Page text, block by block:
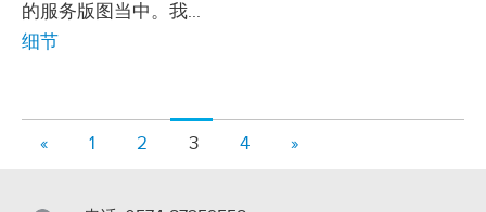
的服务版图当中。我...
细节
« 1 2 3 4 »